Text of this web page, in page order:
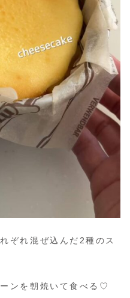
ぞれ混ぜ込んだ2種のス
ンを朝焼いて食べる♡